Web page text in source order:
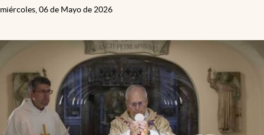
miércoles, 06 de Mayo de 2026